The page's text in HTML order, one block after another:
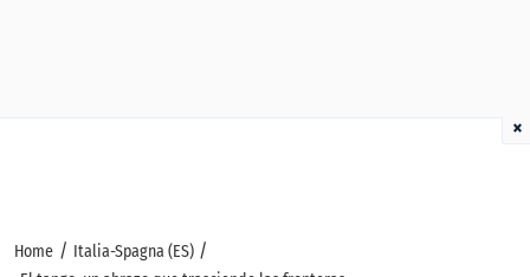
Home / Italia-Spagna (ES) /
×